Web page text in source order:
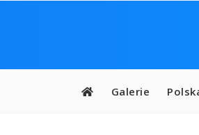
Galerie